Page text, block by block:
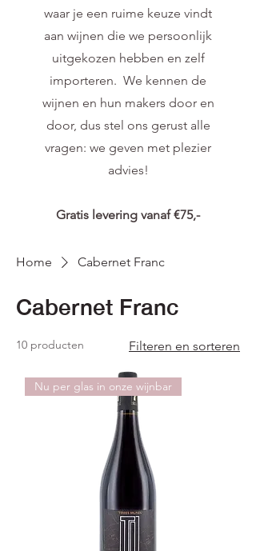
waar je een ruime keuze vindt
aan wijnen die we persoonlijk
uitgekozen hebben en zelf
importeren. We kennen de
wijnen en hun makers door en
door, dus stel ons gerust alle
vragen: we geven met plezier
advies!
Gratis levering vanaf €75,-
Home Cabernet Franc
Cabernet Franc
10 producten Filteren en sorteren
Nu per glas in onze wijnbar